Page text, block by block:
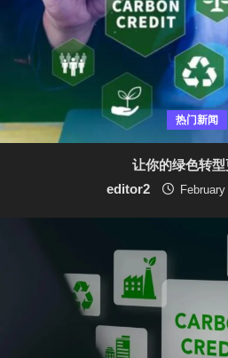
热门新闻
让你的绿色转
editor2